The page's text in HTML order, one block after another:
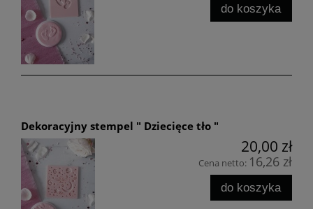
do koszyka
Dekoracyjny stempel " Dziecięce tło "
20,00 zł
Cena netto: 16,26 zł
do koszyka